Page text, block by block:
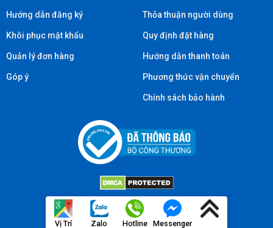
Hướng dẫn đăng ký
Khôi phục mật khẩu
Quản lý đơn hàng
Góp ý
Thỏa thuận người dùng
Quy định đặt hàng
Hướng dẫn thanh toán
Phương thức vận chuyển
Chính sách bảo hành
Vị Trí Zalo Hotline Messenger